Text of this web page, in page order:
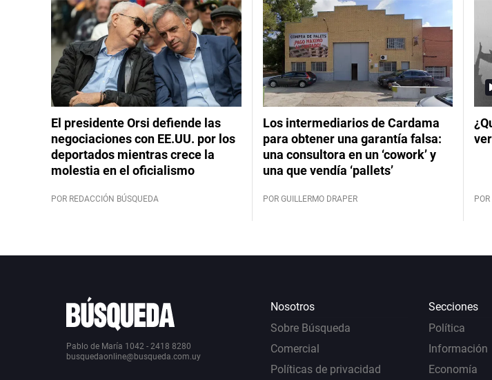
El presidente Orsi defiende las
negociaciones con EE.UU. por los
deportados mientras crece la
molestia en el oficialismo
POR REDACCIÓN BÚSQUEDA
Los intermediarios de Cardama
para obtener una garantía falsa:
una consultora en un ‘cowork’ y
una que vendía ‘pallets’
POR GUILLERMO DRAPER
Pablo de María 1042 - 2418 8280
busquedaonline@busqueda.com.uy
Nosotros
Sobre Búsqueda
Comercial
Políticas de privacidad
Secciones
Política
Información
Economía